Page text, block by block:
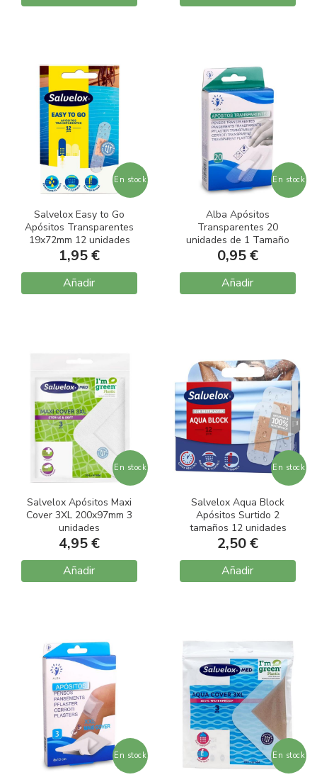
En stock
Salvelox Easy to Go
Apósitos Transparentes
19x72mm 12 unidades
1,95 €
Añadir
En stock
Alba Apósitos
Transparentes 20
unidades de 1 Tamaño
0,95 €
Añadir
En stock
Salvelox Apósitos Maxi
Cover 3XL 200x97mm 3
unidades
4,95 €
Añadir
En stock
Salvelox Aqua Block
Apósitos Surtido 2
tamaños 12 unidades
2,50 €
Añadir
En stock En stock